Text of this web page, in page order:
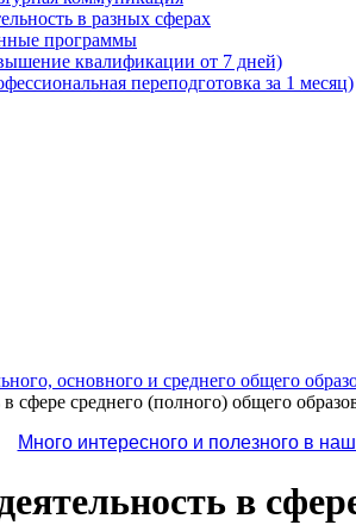
в разных сферах
программы
квалификации от 7 дней)
переподготовка за 1 месяц)
основного и среднего общего
в сфере среднего (полного) общего
Много интересного и полезного в
в